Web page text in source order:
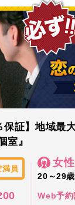
保証】地域最
室』
満員
女性
20～29歳
Web予約